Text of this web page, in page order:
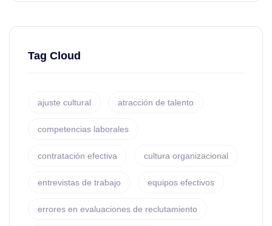
Tag Cloud
ajuste cultural atracción de talento
competencias laborales
contratación efectiva cultura organizacional
entrevistas de trabajo equipos efectivos
errores en evaluaciones de reclutamiento